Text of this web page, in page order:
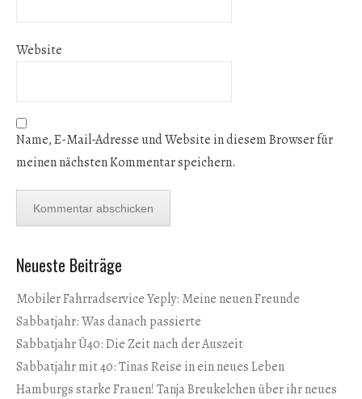
Website
Name, E-Mail-Adresse und Website in diesem Browser für
meinen nächsten Kommentar speichern.
Neueste Beiträge
Mobiler Fahrradservice Yeply: Meine neuen Freunde
Sabbatjahr: Was danach passierte
Sabbatjahr Ü40: Die Zeit nach der Auszeit
Sabbatjahr mit 40: Tinas Reise in ein neues Leben
Hamburgs starke Frauen! Tanja Breukelchen über ihr neues